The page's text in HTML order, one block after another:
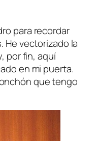
para recordar
He vectorizado la
por fin, aquí
en mi puerta.
que tengo